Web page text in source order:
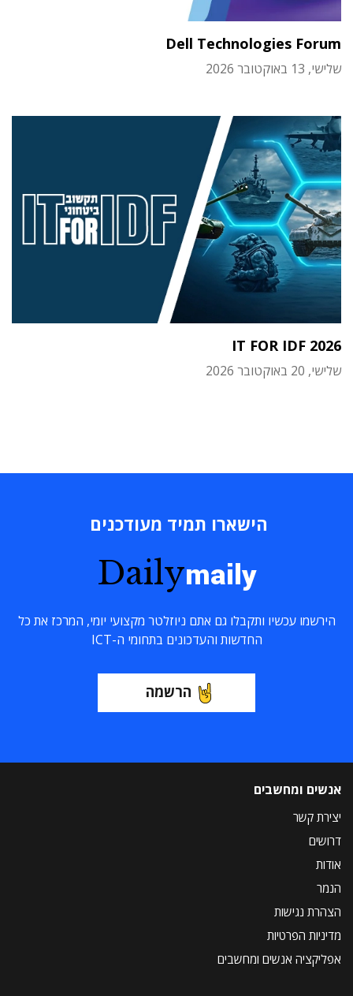
Dell Technologies Forum
שלישי, 13 באוקטובר 2026
IT FOR IDF 2026
שלישי, 20 באוקטובר 2026
הישארו תמיד מעודכנים
Dailymaily
הירשמו עכשיו ותקבלו גם אתם ניוזלטר מקצועי יומי, המרכז את כל
החדשות והעדכונים בתחומי ה-ICT
הרשמה
אנשים ומחשבים
יצירת קשר
דרושים
אודות
הנמר
הצהרת נגישות
מדיניות הפרטיות
אפליקציה אנשים ומחשבים